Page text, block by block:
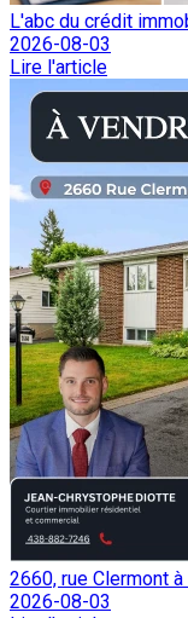
L'abc du crédit
2026-08-03
Lire l'article
2660, rue Clermont à
2026-08-03